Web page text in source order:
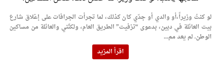
لو كنتُ وزيراً،أو والدي أو جدّي كان كذلك، لما تجرأت الجرافات على إغلاق شارع
بيت العائلة في دبين، بدعوى “تزفيت” الطريق العام، ولكنّني والعائلة من مساكين
الوطن. لم يعد مم...
اقرأ المزيد